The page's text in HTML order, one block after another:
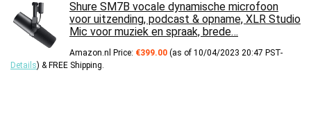
Shure SM7B vocale dynamische microfoon
voor uitzending, podcast & opname, XLR Studio
Mic voor muziek en spraak, brede…
Amazon.nl Price: €399.00 (as of 10/04/2023 20:47 PST-
Details) & FREE Shipping.